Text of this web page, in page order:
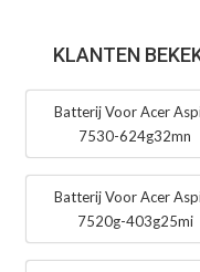
KLANTEN
Batterij Voor Acer
7530-624g32mn
Batterij Voor Acer
7520g-403g25mi